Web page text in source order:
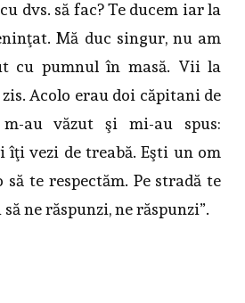
dvs. să fac? Te ducem iar la
Mă duc singur, nu am
cu pumnul în masă. Vii la
Acolo erau doi căpitani de
m-au văzut şi mi-au spus:
îţi vezi de treabă. Eşti un om
te respectăm. Pe stradă te
ne răspunzi, ne răspunzi”.